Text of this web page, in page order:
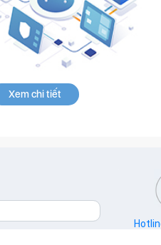
Xem chi tiết